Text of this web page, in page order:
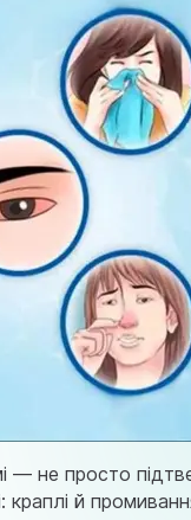
не просто
й